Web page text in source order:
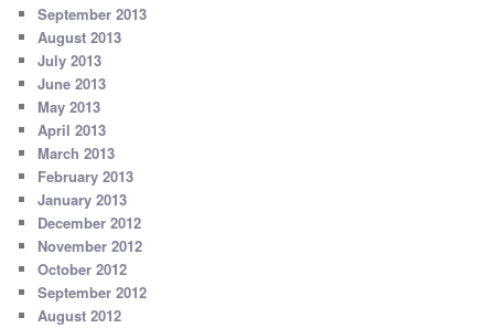
September 2013
August 2013
July 2013
June 2013
May 2013
April 2013
March 2013
February 2013
January 2013
December 2012
November 2012
October 2012
September 2012
August 2012